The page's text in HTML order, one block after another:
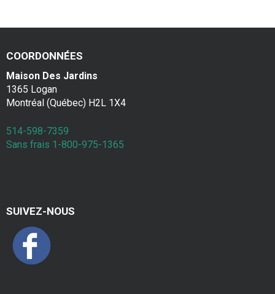
COORDONNÉES
Maison Des Jardins
1365 Logan
Montréal (Québec) H2L 1X4
514-598-7359
Sans frais 1-800-975-1365
SUIVEZ-NOUS